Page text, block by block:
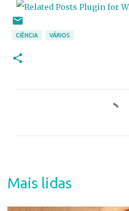
CIÊNCIA VÁRIOS
á
Mais lidas